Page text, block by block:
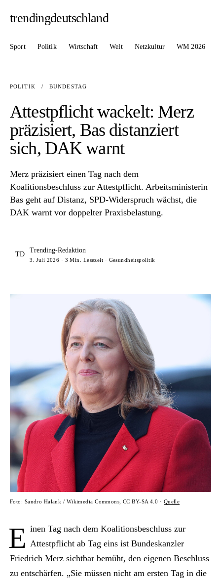
trendingdeutschland
Sport Politik Wirtschaft Welt Netzkultur WM 2026
POLITIK / BUNDESTAG
Attestpflicht wackelt: Merz
präzisiert, Bas distanziert
sich, DAK warnt
Merz präzisiert einen Tag nach dem
Koalitionsbeschluss zur Attestpflicht. Arbeitsministerin
Bas geht auf Distanz, SPD-Widerspruch wächst, die
DAK warnt vor doppelter Praxisbelastung.
TD
Trending-Redaktion
3. Juli 2026 · 3 Min. Lesezeit · Gesundheitspolitik
Foto: Sandro Halank / Wikimedia Commons, CC BY-SA 4.0 · Quelle
E inen Tag nach dem Koalitionsbeschluss zur
Attestpflicht ab Tag eins ist Bundeskanzler
Friedrich Merz sichtbar bemüht, den eigenen Beschluss
zu entschärfen. „Sie müssen nicht am ersten Tag in die